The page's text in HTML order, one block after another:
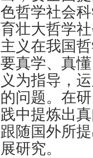
色哲学社会
育壮大哲学
主义在我国
要真学、真
义为指导，
的问题。在
践中提炼出
跟随国外所
展研究。